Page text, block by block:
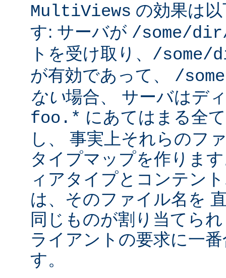
MultiViews の効果は
す: サーバが /some/
トを受け取り、 /some/
が有効であって、 /
ない場合、 サーバはデ
foo.* にあてはまる全
し、 事実上それらのフ
タイプマップを作りま
ィアタイプとコンテン
は、そのファイル名を
同じものが割り当てら
ライアントの要求に一
す。